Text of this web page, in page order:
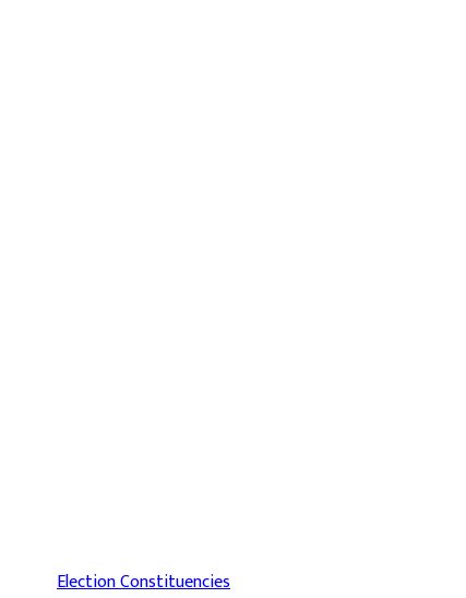
Election Constituencies